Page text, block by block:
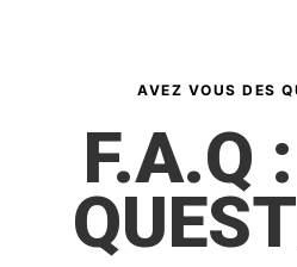
AVEZ VOUS DES
F.A.Q